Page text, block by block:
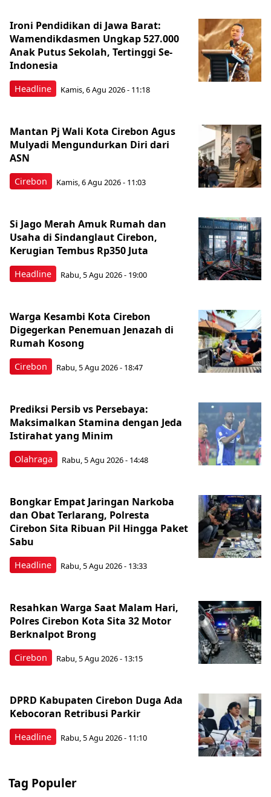
Headline
Ironi Pendidikan di Jawa Barat:
Wamendikdasmen Ungkap 527.000
Anak Putus Sekolah, Tertinggi Se-
Indonesia
Kamis, 6 Agu 2026 - 11:18
Cirebon
Mantan Pj Wali Kota Cirebon Agus
Mulyadi Mengundurkan Diri dari
ASN
Kamis, 6 Agu 2026 - 11:03
Headline
Si Jago Merah Amuk Rumah dan
Usaha di Sindanglaut Cirebon,
Kerugian Tembus Rp350 Juta
Rabu, 5 Agu 2026 - 19:00
Cirebon
Warga Kesambi Kota Cirebon
Digegerkan Penemuan Jenazah di
Rumah Kosong
Rabu, 5 Agu 2026 - 18:47
Olahraga
Prediksi Persib vs Persebaya:
Maksimalkan Stamina dengan Jeda
Istirahat yang Minim
Rabu, 5 Agu 2026 - 14:48
Headline
Bongkar Empat Jaringan Narkoba
dan Obat Terlarang, Polresta
Cirebon Sita Ribuan Pil Hingga Paket
Sabu
Rabu, 5 Agu 2026 - 13:33
Cirebon
Resahkan Warga Saat Malam Hari,
Polres Cirebon Kota Sita 32 Motor
Berknalpot Brong
Rabu, 5 Agu 2026 - 13:15
Headline
DPRD Kabupaten Cirebon Duga Ada
Kebocoran Retribusi Parkir
Rabu, 5 Agu 2026 - 11:10
Tag Populer